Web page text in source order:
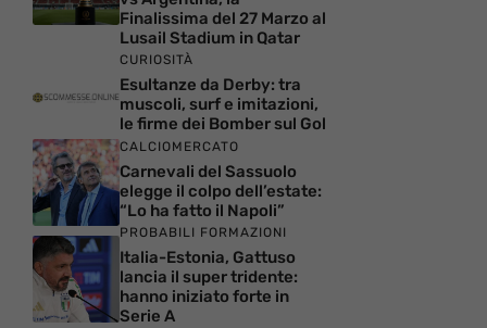
Finalissima del 27 Marzo al
Lusail Stadium in Qatar
CURIOSITÀ
Esultanze da Derby: tra
muscoli, surf e imitazioni,
le firme dei Bomber sul Gol
CALCIOMERCATO
Carnevali del Sassuolo
elegge il colpo dell’estate:
“Lo ha fatto il Napoli”
PROBABILI FORMAZIONI
Italia-Estonia, Gattuso
lancia il super tridente:
hanno iniziato forte in
Serie A